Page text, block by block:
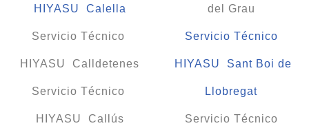
HIYASU Calella
Servicio Técnico
HIYASU Calldetenes
Servicio Técnico
HIYASU Callús
del Grau
Servicio Técnico
HIYASU Sant Boi de
Llobregat
Servicio Técnico